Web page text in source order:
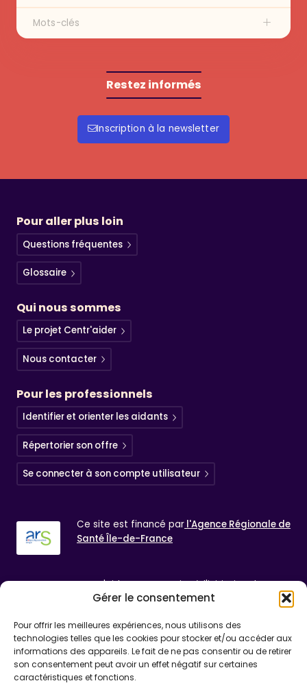
Gérer le consentement
Pour offrir les meilleures expériences, nous utilisons des
technologies telles que les cookies pour stocker et/ou accéder aux
informations des appareils. Le fait de ne pas consentir ou de retirer
son consentement peut avoir un effet négatif sur certaines
caractéristiques et fonctions.
Mots-clés
Restez informés
Inscription à la newsletter
Pour aller plus loin
Questions fréquentes
Glossaire
Qui nous sommes
Le projet Centr'aider
Nous contacter
Pour les professionnels
Identifier et orienter les aidants
Répertorier son offre
Se connecter à son compte utilisateur
Ce site est financé par l'Agence Régionale de
SantéÎle-de-France
Centr'aider est un projet à l'initiative de
l'association Autonomie Paris Saint-Jacques,
Mentions légales
Politique de confidentialité